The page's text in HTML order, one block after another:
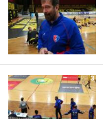
3